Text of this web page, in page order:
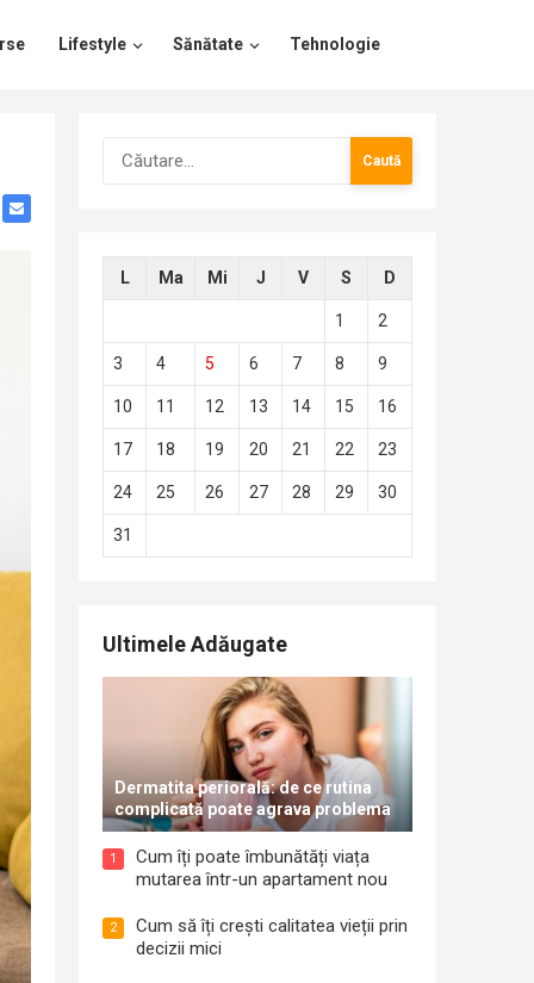
Lifestyle Sănătate Tehnologie
Caută
după:
L Ma Mi J V S D
1 2
3 4 5 6 7 8 9
10 11 12 13 14 15 16
17 18 19 20 21 22 23
24 25 26 27 28 29 30
31
Ultimele Adăugate
Dermatita periorală: de ce rutina
complicată poate agrava problema
1
Cum îți poate îmbunătăți viața
mutarea într-un apartament nou
2
Cum să îți crești calitatea vieții prin
decizii mici